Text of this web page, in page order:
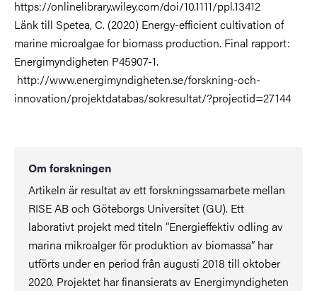
https://onlinelibrary.wiley.com/doi/10.1111/ppl.13412
Länk till Spetea, C. (2020) Energy-efficient cultivation of
marine microalgae for biomass production. Final rapport:
Energimyndigheten P45907-1.
http://www.energimyndigheten.se/forskning-och-
innovation/projektdatabas/sokresultat/?projectid=27144
Om forskningen
Artikeln är resultat av ett forskningssamarbete mellan
RISE AB och Göteborgs Universitet (GU). Ett
laborativt projekt med titeln ”Energieffektiv odling av
marina mikroalger för produktion av biomassa” har
utförts under en period från augusti 2018 till oktober
2020. Projektet har finansierats av Energimyndigheten